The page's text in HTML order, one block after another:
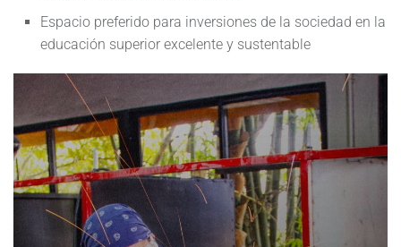
Espacio preferido para inversiones de la sociedad en la
educación superior excelente y sustentable